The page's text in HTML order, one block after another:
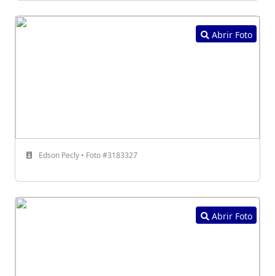
Abrir Foto
Edson Pecly • Foto #3183327
Abrir Foto